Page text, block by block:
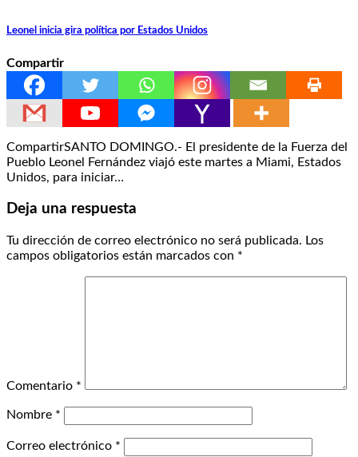
Leonel inicia gira política por Estados Unidos
Compartir
CompartirSANTO DOMINGO.- El presidente de la Fuerza del
Pueblo Leonel Fernández viajó este martes a Miami, Estados
Unidos, para iniciar…
Deja una respuesta
Tu dirección de correo electrónico no será publicada. Los
campos obligatorios están marcados con *
Comentario *
Nombre *
Correo electrónico *